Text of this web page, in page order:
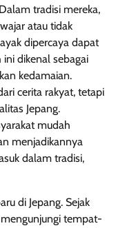
tradisi mereka,
atau tidak
dipercaya dapat
dikenal sebagai
kedamaian.
cerita rakyat, tetapi
Jepang.
mudah
menjadikannya
dalam tradisi,
di Jepang. Sejak
tempat-